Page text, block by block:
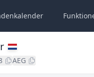
AEG